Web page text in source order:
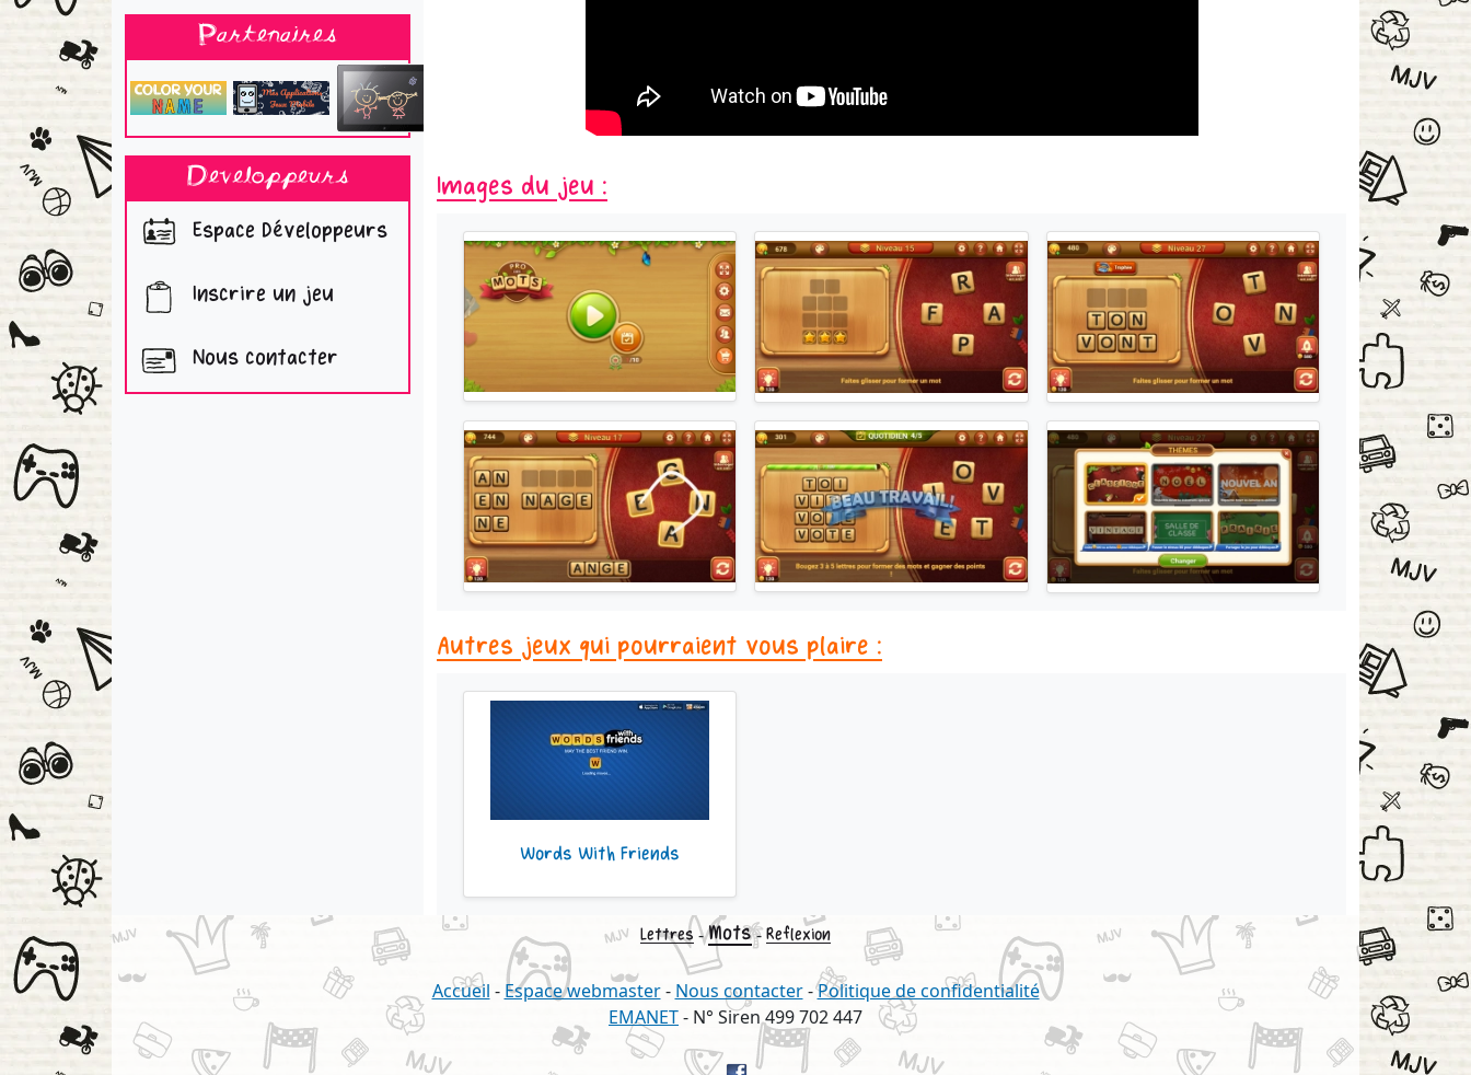
Partenaires
Developpeurs
Espace Développeurs
Inscrire un jeu
Nous contacter
Images du jeu :
Autres jeux qui pourraient vous plaire :
Words With Friends
Lettres -Mots-Reflexion
Accueil - Espace webmaster- Nous contacter-Politique de confidentialité
EMANET- N° Siren 499 702 447